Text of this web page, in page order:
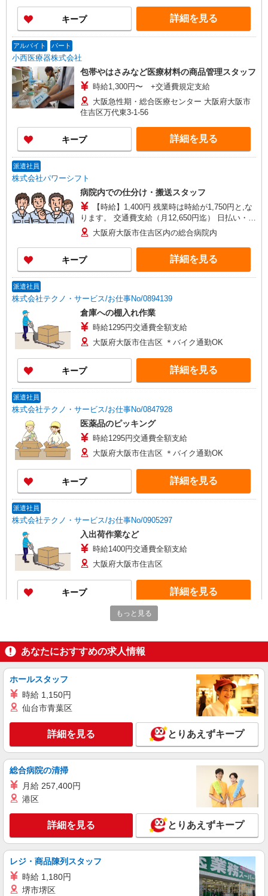
キープ 詳細を見る
アルバイト パート
小西医療器株式会社
包帯やはさみなど医療材料の商品管理スタッフ
時給1,300円〜 +交通費規定支給
大阪急性期・総合医療センター 大阪府大阪市
住吉区万代東3-1-56
キープ 詳細を見る
派遣社員
株式会社パワーシフト
病院内での仕分け・搬送スタッフ
【時給】1,400円 残業時は時給が1,750円と,な
ります。 交通費支給（月12,650円迄） 日払い・週
払い対応可（規定あり）
大阪府大阪市住吉区内の総合病院内
キープ 詳細を見る
派遣社員
株式会社テクノ・サービス/お仕事No/0894139
倉庫への棚入れ作業
時給1295円交通費全額支給
大阪府大阪市住吉区 ＊バイク通勤OK
キープ 詳細を見る
派遣社員
株式会社テクノ・サービス/お仕事No/0847928
医薬品のピッキング
時給1295円交通費全額支給
大阪府大阪市住吉区 ＊バイク通勤OK
キープ 詳細を見る
派遣社員
株式会社テクノ・サービス/お仕事No/0905297
入出荷作業など
時給1400円交通費全額支給
大阪府大阪市住吉区
キープ 詳細を見る
仕分け・梱包・ライン作業
※正社員＝月給制・契約社員＝日給制 日給：
13,500円〜17,500円 月給：300,000円〜380,000円
ついてるため 給料プラスでお金が貰えちゃう！
大阪府大阪市住吉区 あびこ駅周辺
キープ 詳細を見る
契約社員
株式会社CATS
給1,520円×1日8h×月22日 ＝月給26万7,520円+残
キープ 詳細を見る
派遣社員
株式会社パワーシフト
病院内でのピッキング・搬送スタッフ
もっと見る
あなたにおすすめの求人情報
ホールスタッフ
時給 1,150円
仙台市青葉区
詳細を見る とりあえずキープ
総合病院の清掃
月給 257,400円
港区
詳細を見る とりあえずキープ
レジ・商品陳列スタッフ
時給 1,180円
堺市堺区